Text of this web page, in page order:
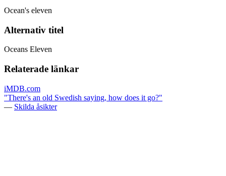
Ocean's eleven
Alternativ titel
Oceans Eleven
Relaterade länkar
iMDB.com
"There's an old Swedish saying, how does it go?"
— Skilda åsikter